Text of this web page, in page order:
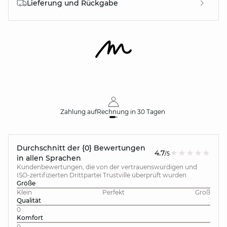
Lieferung und Rückgabe
Zahlung aufRechnung in 30 Tagen
Durchschnitt der {0} Bewertungen
in allen Sprachen
4.7/5
Kundenbewertungen, die von der vertrauenswürdigen und
ISO-zertifizierten Drittpartei Trustville überprüft wurden
Größe
Klein
Perfekt
Groß
Qualität
0
Komfort